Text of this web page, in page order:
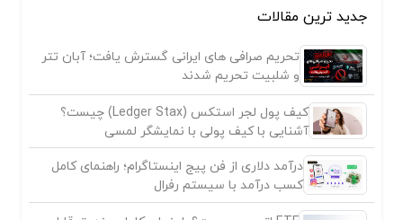
جدید ترین مقالات
تحریم صرافی های ایرانی گسترش یافت؛ آبان تتر
و شلبیت تحریم شدند
کیف پول لجر استکس (Ledger Stax) چیست؟
آشنایی با کیف پولی با نمایشگر لمسی
درآمد دلاری از فن پیج اینستاگرام؛ راهنمای کامل
کسب درآمد با سیستم رفرال